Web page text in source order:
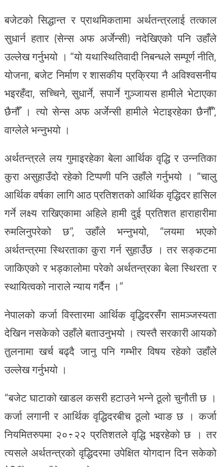
बजेटको सिद्धान्त र प्राथमिकतामा अर्थतन्त्रलाई तत्काल
सुधार्न हतार (सेन्स अफ अर्जेन्सी) नदेखिएको पनि उहाँले
उल्लेख गर्नुभयो । “यो यथास्थितिवादी निबन्धले सम्पूर्ण नीति,
योजना, बजेट निर्माण र शासकीय प्रक्रिया नै अविश्वसनीय
भइरहँदा, सच्चिने, सुधार्ने, सपार्ने गुञ्जायस हामीले भेटाएका
छैनौँ । त्यो सेन्स अफ अर्जेन्सी हामीले भेटाइरहेका छैनौँ”,
वाग्लेले भन्नुभयो ।
अर्थतन्त्रले लय गुमाइरहेका बेला आर्थिक वृद्धि र उन्नतिका
कुरा असुहाउँदो रहेको टिप्पणी पनि उहाँले गर्नुभयो । “चालु
आर्थिक वर्षका लागि आठ प्रतिशतको आर्थिक वृद्धिदर हासिल
गर्ने लक्ष्य राखिएकामा अहिले हामी दुई प्रतिशत हाराहारीमा
रुमलिनुपरेको छ”, उहाँले भन्नुभयो, “लयमा भएको
अर्थतन्त्रमा स्थिरताका कुरा गर्न सुहाउँछ । तर सङ्कटमा
जाकिएको र भड्कालोमा परेको अर्थतन्त्रका बेला स्थिरता र
स्थायित्वको नाराले न्याय गर्दैन ।”
नेपालको कर्जा विस्तारमा आर्थिक वृद्धिदरसँग सामञ्जस्यता
देखिन नसकेको उहाँले बताउनुभयो । त्यस्तै सरकारी आयको
तुलनामा खर्च बढ्दै जानु पनि गम्भीर विषय रहेको उहाँले
उल्लेख गर्नुभयो ।
“बजेट घाटाको खाडल कसरी हटाउने भन्ने ठूलो चुनौती छ ।
कर्जा लगानी र आर्थिक वृद्धिदरबीच ठूलो भ्वाङ छ । कर्जा
नियमितरुपमा २०÷२२ प्रतिशतले वृद्धि भइरहेको छ । तर
त्यसले अर्थतन्त्रको वृद्धिदरमा उपेक्षित योगदान दिन सकेको